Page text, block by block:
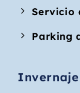
Servicio
Parking